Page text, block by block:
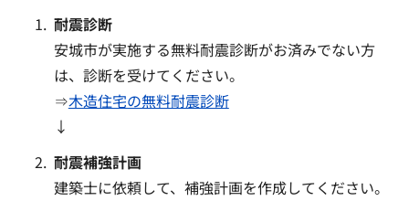
耐震診断
安城市が実施する無料耐震診断がお済みでない方
は、診断を受けてください。
⇒木造住宅の無料耐震診断
↓
耐震補強計画
建築士に依頼して、補強計画を作成してください。